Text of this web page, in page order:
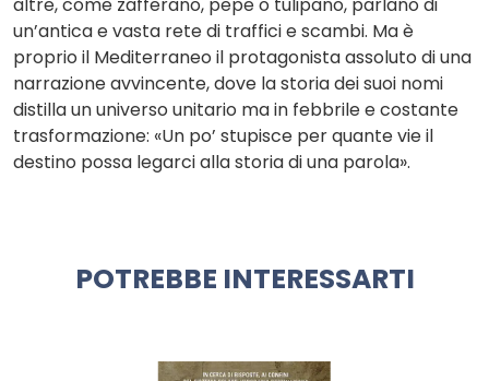
un’antica e vasta rete di traffici e scambi. Ma è
proprio il Mediterraneo il protagonista assoluto di una
narrazione avvincente, dove la storia dei suoi nomi
distilla un universo unitario ma in febbrile e costante
trasformazione: «Un po’ stupisce per quante vie il
destino possa legarci alla storia di una parola».
POTREBBE INTERESSARTI